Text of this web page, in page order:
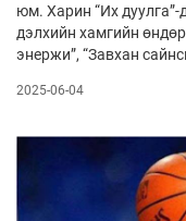
юм. Харин “Их
дэлхийн хамгийн
энержи”, “Завхан
2025-06-04